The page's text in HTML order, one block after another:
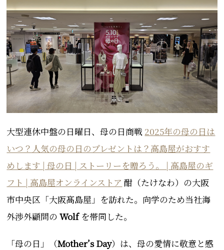
大型連休中盤の日曜日、母の日商戦 2025年の母の日は
いつ？人気の母の日のプレゼントは？高島屋がおすす
めします | 母の日 | ストーリーを贈ろう。 | 高島屋のギ
フト | 高島屋オンラインストア 酣（たけなわ）の大阪
市中央区「大阪髙島屋」を訪れた。向学のため当社海
外渉外顧問のWolf を帯同した。
「母の日」（Mother’s Day）は、母の愛情に敬意と感